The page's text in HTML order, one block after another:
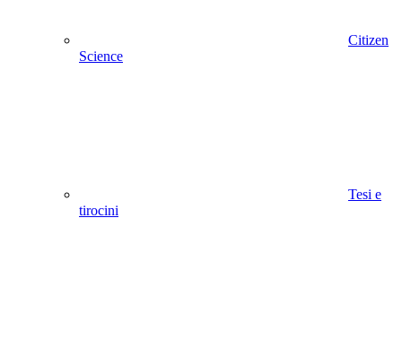
Citizen
Science
Tesi e
tirocini